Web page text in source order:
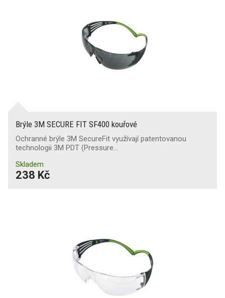
Brýle 3M SECURE FIT SF400 kouřové
Ochranné brýle 3M SecureFit využívají patentovanou
technologii 3M PDT (Pressure…
Skladem
238 Kč